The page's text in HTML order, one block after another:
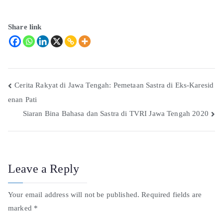
Share link
Cerita Rakyat di Jawa Tengah: Pemetaan Sastra di Eks-Karesid
enan Pati
Siaran Bina Bahasa dan Sastra di TVRI Jawa Tengah 2020
Leave a Reply
Your email address will not be published. Required fields are
marked *